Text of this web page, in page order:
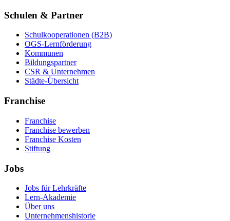
Schulen & Partner
Schulkooperationen (B2B)
OGS-Lernförderung
Kommunen
Bildungspartner
CSR & Unternehmen
Städte-Übersicht
Franchise
Franchise
Franchise bewerben
Franchise Kosten
Stiftung
Jobs
Jobs für Lehrkräfte
Lern-Akademie
Über uns
Unternehmenshistorie